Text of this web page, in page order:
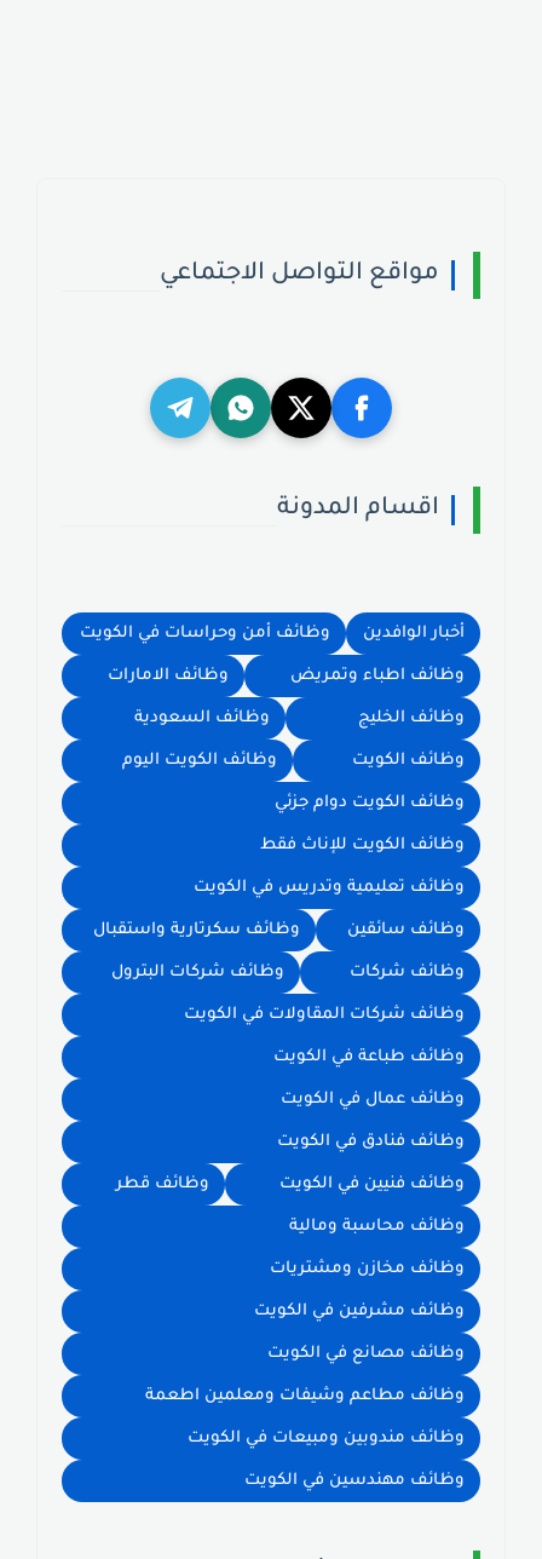
مواقع التواصل الاجتماعي
اقسام المدونة
أخبار الوافدين وظائف أمن وحراسات في الكويت
وظائف اطباء وتمريض وظائف الامارات
وظائف الخليج وظائف السعودية
وظائف الكويت وظائف الكويت اليوم
وظائف الكويت دوام جزئي
وظائف الكويت للإناث فقط
وظائف تعليمية وتدريس في الكويت
وظائف سائقين وظائف سكرتارية واستقبال
وظائف شركات وظائف شركات البترول
وظائف شركات المقاولات في الكويت
وظائف طباعة في الكويت
وظائف عمال في الكويت
وظائف فنادق في الكويت
وظائف فنيين في الكويت وظائف قطر
وظائف محاسبة ومالية
وظائف مخازن ومشتريات
وظائف مشرفين في الكويت
وظائف مصانع في الكويت
وظائف مطاعم وشيفات ومعلمين اطعمة
وظائف مندوبين ومبيعات في الكويت
وظائف مهندسين في الكويت